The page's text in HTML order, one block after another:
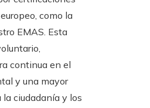
como la
EMAS. Esta
continua en el
y una mayor
ciudadanía y los